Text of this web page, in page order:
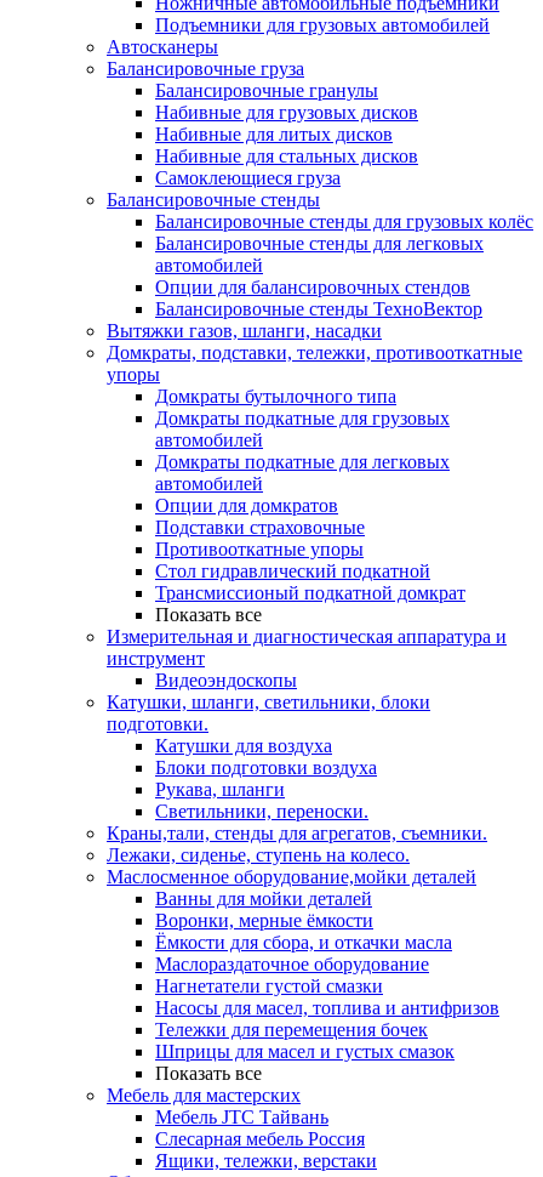
Подъемники для грузовых автомобилей
Автосканеры
Балансировочные груза
Балансировочные гранулы
Набивные для грузовых дисков
Набивные для литых дисков
Набивные для стальных дисков
Самоклеющиеся груза
Балансировочные стенды
Балансировочные стенды для грузовых колёс
Балансировочные стенды для легковых
автомобилей
Опции для балансировочных стендов
Балансировочные стенды ТехноВектор
Вытяжки газов, шланги, насадки
Домкраты, подставки, тележки, противооткатные
упоры
Домкраты бутылочного типа
Домкраты подкатные для грузовых
автомобилей
Домкраты подкатные для легковых
автомобилей
Опции для домкратов
Подставки страховочные
Противооткатные упоры
Стол гидравлический подкатной
Трансмиссионый подкатной домкрат
Показать все
Измерительная и диагностическая аппаратура и
инструмент
Видеоэндоскопы
Катушки, шланги, светильники, блоки
подготовки.
Катушки для воздуха
Блоки подготовки воздуха
Рукава, шланги
Светильники, переноски.
Краны,тали, стенды для агрегатов, съемники.
Лежаки, сиденье, ступень на колесо.
Маслосменное оборудование,мойки деталей
Ванны для мойки деталей
Воронки, мерные ёмкости
Ёмкости для сбора, и откачки масла
Маслораздаточное оборудование
Нагнетатели густой смазки
Насосы для масел, топлива и антифризов
Тележки для перемещения бочек
Шприцы для масел и густых смазок
Показать все
Мебель для мастерских
Мебель JTC Тайвань
Слесарная мебель Россия
Ящики, тележки, верстаки